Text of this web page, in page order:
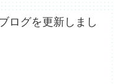
ログを更新しまし